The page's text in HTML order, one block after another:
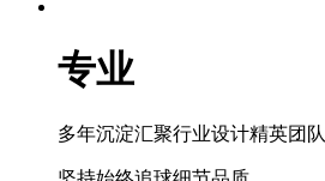
专业
多年沉淀汇聚行业设计精英团队